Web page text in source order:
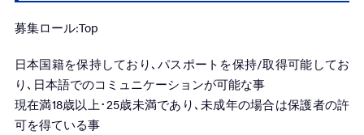
募集ロール:Top
日本国籍を保持しており､パスポートを保持/取得可能してお
り､日本語でのコミュニケーションが可能な事
現在満18歳以上･25歳未満であり､未成年の場合は保護者の許
可を得ている事